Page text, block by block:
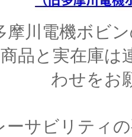
川電機ボビ
品と実在庫
わせをお
ーサビリティ